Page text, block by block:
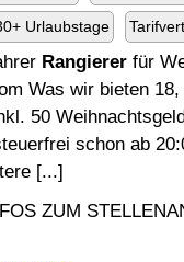
Urlaubstage
Rangierer für
Was wir bieten 18,
50
schon ab
[...]
ZUM